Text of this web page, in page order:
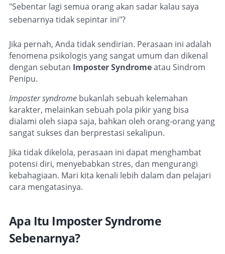
"Sebentar lagi semua orang akan sadar kalau saya
sebenarnya tidak sepintar ini"?
Jika pernah, Anda tidak sendirian. Perasaan ini adalah
fenomena psikologis yang sangat umum dan dikenal
dengan sebutan Imposter Syndromeatau Sindrom
Penipu.
Imposter syndrome bukanlah sebuah kelemahan
karakter, melainkan sebuah pola pikir yang bisa
dialami oleh siapa saja, bahkan oleh orang-orang yang
sangat sukses dan berprestasi sekalipun.
Jika tidak dikelola, perasaan ini dapat menghambat
potensi diri, menyebabkan stres, dan mengurangi
kebahagiaan. Mari kita kenali lebih dalam dan pelajari
cara mengatasinya.
Apa Itu Imposter Syndrome
Sebenarnya?